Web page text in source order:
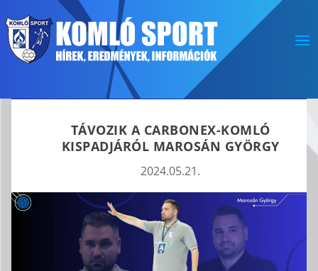
TÁVOZIK A CARBONEX-KOMLÓ
KISPADJÁRÓL MAROSÁN GYÖRGY
2024.05.21.